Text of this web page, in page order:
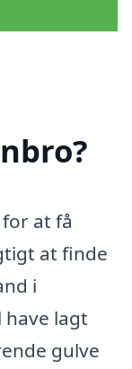
at få
at finde
i
have lagt
gulve